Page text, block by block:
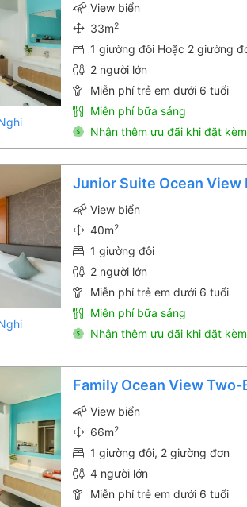
View biển
33m2
1 giường đôi Hoặc 2 giường
2 người lớn
Miễn phí trẻ em dưới 6 tuổi
Miễn phí bữa sáng
Nhận thêm ưu đãi khi đặt
Junior Suite Ocean View
View biển
40m2
1 giường đôi
2 người lớn
Miễn phí trẻ em dưới 6 tuổi
Miễn phí bữa sáng
Nhận thêm ưu đãi khi đặt
Family Ocean View Two-
View biển
66m2
1 giường đôi, 2 giường đơn
4 người lớn
Miễn phí trẻ em dưới 6 tuổi